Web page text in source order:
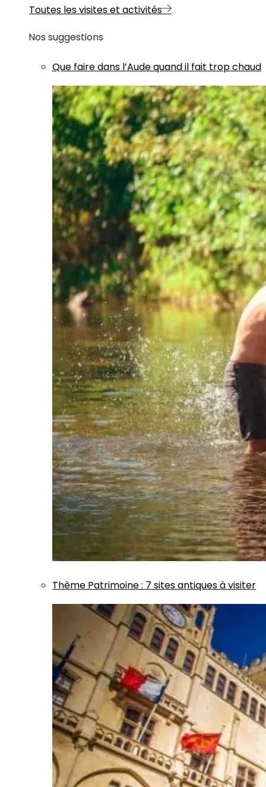
Toutes les visites et activités
Nos suggestions
Que faire dans l’Aude quand il fait trop chaud
Thème Patrimoine: 7 sites antiques à visiter